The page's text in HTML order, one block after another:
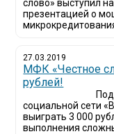
слово» выступил
презентацией о
27.03.2019
МФК «Честное
рублей!
социальной сети
выиграть 3 000
выполнения